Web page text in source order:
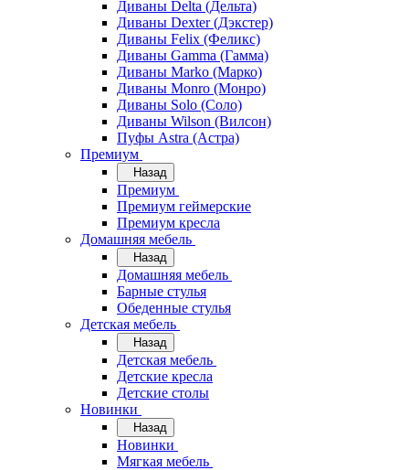
Диваны Delta (Дельта)
Диваны Dexter (Дэкстер)
Диваны Felix (Феликс)
Диваны Gamma (Гамма)
Диваны Marko (Марко)
Диваны Monro (Монро)
Диваны Solo (Соло)
Диваны Wilson (Вилсон)
Пуфы Astra (Астра)
Премиум
Назад
Премиум
Премиум геймерские
Премиум кресла
Домашняя мебель
Назад
Домашняя мебель
Барные стулья
Обеденные стулья
Детская мебель
Назад
Детская мебель
Детские кресла
Детские столы
Новинки
Назад
Новинки
Мягкая мебель